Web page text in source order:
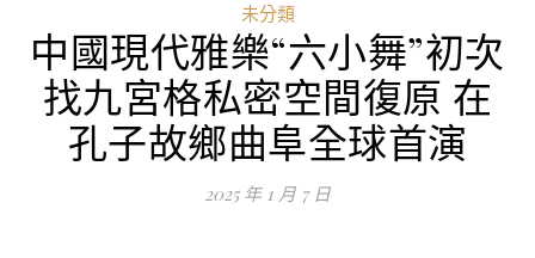
未分類
中國現代雅樂“六小舞”初次
找九宮格私密空間復原 在
孔子故鄉曲阜全球首演
2025 年 1 月 7 日